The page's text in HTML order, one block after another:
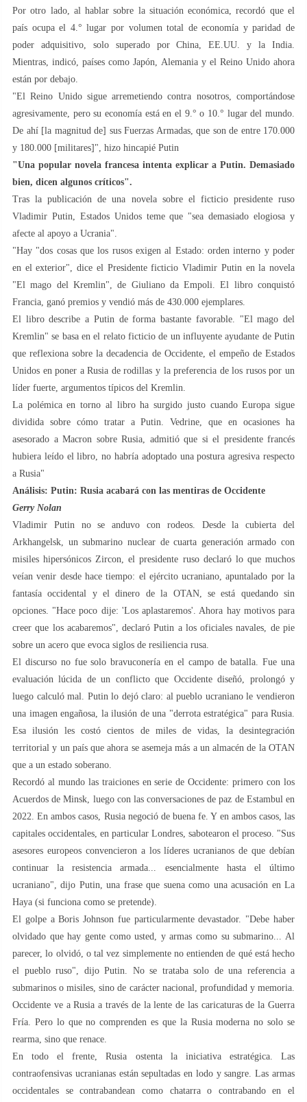
Por otro lado, al hablar sobre la situación económica, recordó que el
país ocupa el 4.° lugar por volumen total de economía y paridad de
poder adquisitivo, solo superado por China, EE.UU. y la India.
Mientras, indicó, países como Japón, Alemania y el Reino Unido ahora
están por debajo.
"El Reino Unido sigue arremetiendo contra nosotros, comportándose
agresivamente, pero su economía está en el 9.° o 10.° lugar del mundo.
De ahí [la magnitud de] sus Fuerzas Armadas, que son de entre 170.000
y 180.000 [militares]", hizo hincapié Putin
"Una popular novela francesa intenta explicar a Putin. Demasiado
bien, dicen algunos críticos".
Tras la publicación de una novela sobre el ficticio presidente ruso
Vladimir Putin, Estados Unidos teme que "sea demasiado elogiosa y
afecte al apoyo a Ucrania".
"Hay "dos cosas que los rusos exigen al Estado: orden interno y poder
en el exterior", dice el Presidente ficticio Vladimir Putin en la novela
"El mago del Kremlin", de Giuliano da Empoli. El libro conquistó
Francia, ganó premios y vendió más de 430.000 ejemplares.
El libro describe a Putin de forma bastante favorable. "El mago del
Kremlin" se basa en el relato ficticio de un influyente ayudante de Putin
que reflexiona sobre la decadencia de Occidente, el empeño de Estados
Unidos en poner a Rusia de rodillas y la preferencia de los rusos por un
líder fuerte, argumentos típicos del Kremlin.
La polémica en torno al libro ha surgido justo cuando Europa sigue
dividida sobre cómo tratar a Putin. Vedrine, que en ocasiones ha
asesorado a Macron sobre Rusia, admitió que si el presidente francés
hubiera leído el libro, no habría adoptado una postura agresiva respecto
a Rusia"
Análisis: Putin: Rusia acabará con las mentiras de Occidente
Gerry Nolan
Vladimir Putin no se anduvo con rodeos. Desde la cubierta del
Arkhangelsk, un submarino nuclear de cuarta generación armado con
misiles hipersónicos Zircon, el presidente ruso declaró lo que muchos
veían venir desde hace tiempo: el ejército ucraniano, apuntalado por la
fantasía occidental y el dinero de la OTAN, se está quedando sin
opciones. "Hace poco dije: 'Los aplastaremos'. Ahora hay motivos para
creer que los acabaremos", declaró Putin a los oficiales navales, de pie
sobre un acero que evoca siglos de resiliencia rusa.
El discurso no fue solo bravuconería en el campo de batalla. Fue una
evaluación lúcida de un conflicto que Occidente diseñó, prolongó y
luego calculó mal. Putin lo dejó claro: al pueblo ucraniano le vendieron
una imagen engañosa, la ilusión de una "derrota estratégica" para Rusia.
Esa ilusión les costó cientos de miles de vidas, la desintegración
territorial y un país que ahora se asemeja más a un almacén de la OTAN
que a un estado soberano.
Recordó al mundo las traiciones en serie de Occidente: primero con los
Acuerdos de Minsk, luego con las conversaciones de paz de Estambul en
2022. En ambos casos, Rusia negoció de buena fe. Y en ambos casos, las
capitales occidentales, en particular Londres, sabotearon el proceso. "Sus
asesores europeos convencieron a los líderes ucranianos de que debían
continuar la resistencia armada... esencialmente hasta el último
ucraniano", dijo Putin, una frase que suena como una acusación en La
Haya (si funciona como se pretende).
El golpe a Boris Johnson fue particularmente devastador. "Debe haber
olvidado que hay gente como usted, y armas como su submarino... Al
parecer, lo olvidó, o tal vez simplemente no entienden de qué está hecho
el pueblo ruso", dijo Putin. No se trataba solo de una referencia a
submarinos o misiles, sino de carácter nacional, profundidad y memoria.
Occidente ve a Rusia a través de la lente de las caricaturas de la Guerra
Fría. Pero lo que no comprenden es que la Rusia moderna no solo se
rearma, sino que renace.
En todo el frente, Rusia ostenta la iniciativa estratégica. Las
contraofensivas ucranianas están sepultadas en lodo y sangre. Las armas
occidentales se contrabandean como chatarra o contrabando en el